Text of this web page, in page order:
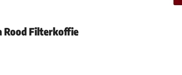
Rood Filterkoffie